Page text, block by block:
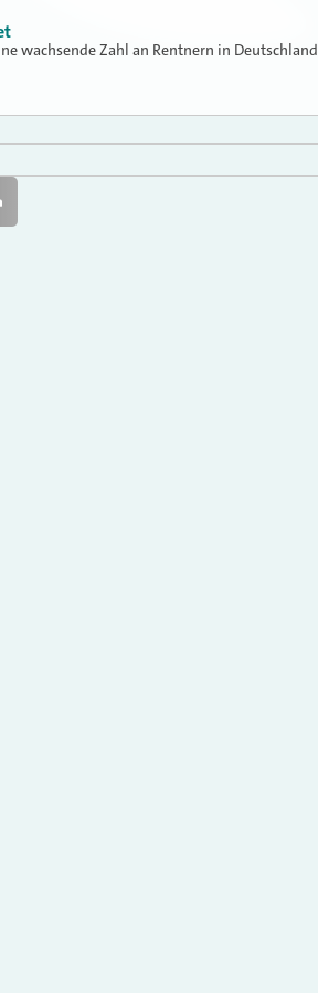
wachsende Zahl an Rentnern in Deutschland